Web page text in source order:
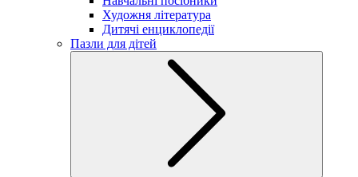
Художня література
Дитячі енциклопедії
Пазли для дітей